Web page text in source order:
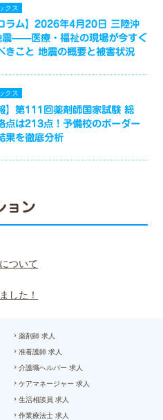
クス
ラム】2026年4月20日 三陸沖
——医療・福祉の現場が今すぐ
きこと 地震の概要と被害状況
クス
】第111回薬剤師国家試験 総
点は213点！予備校のボーダー
果を徹底分析
ョン
ついて
した！
薬剤師 求人
准看護師 求人
介護職ヘルパー 求人
ケアマネージャー 求人
生活相談員 求人
作業療法士 求人